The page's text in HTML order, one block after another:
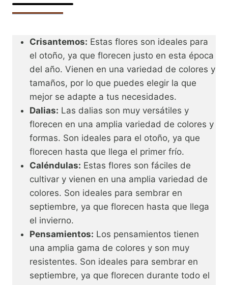
Crisantemos: Estas flores son ideales para
el otoño, ya que florecen justo en esta época
del año. Vienen en una variedad de colores y
tamaños, por lo que puedes elegir la que
mejor se adapte a tus necesidades.
Dalias: Las dalias son muy versátiles y
florecen en una amplia variedad de colores y
formas. Son ideales para el otoño, ya que
florecen hasta que llega el primer frío.
Caléndulas: Estas flores son fáciles de
cultivar y vienen en una amplia variedad de
colores. Son ideales para sembrar en
septiembre, ya que florecen hasta que llega
el invierno.
Pensamientos: Los pensamientos tienen
una amplia gama de colores y son muy
resistentes. Son ideales para sembrar en
septiembre, ya que florecen durante todo el